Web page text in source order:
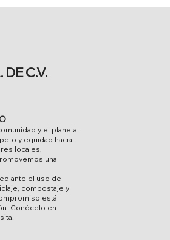
y el planeta.
y equidad hacia
locales,
una
el uso de
compostaje y
está
Conócelo en
C.V.